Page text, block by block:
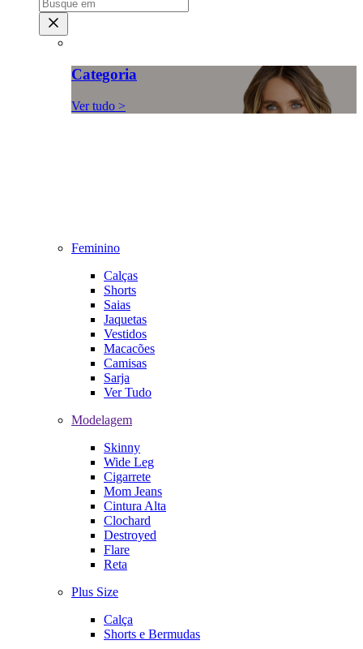
Categoria
Ver tudo >
Feminino
Calças
Shorts
Saias
Jaquetas
Vestidos
Macacões
Camisas
Sarja
Ver Tudo
Modelagem
Skinny
Wide Leg
Cigarrete
Mom Jeans
Cintura Alta
Clochard
Destroyed
Flare
Reta
Plus Size
Calça
Shorts e Bermudas